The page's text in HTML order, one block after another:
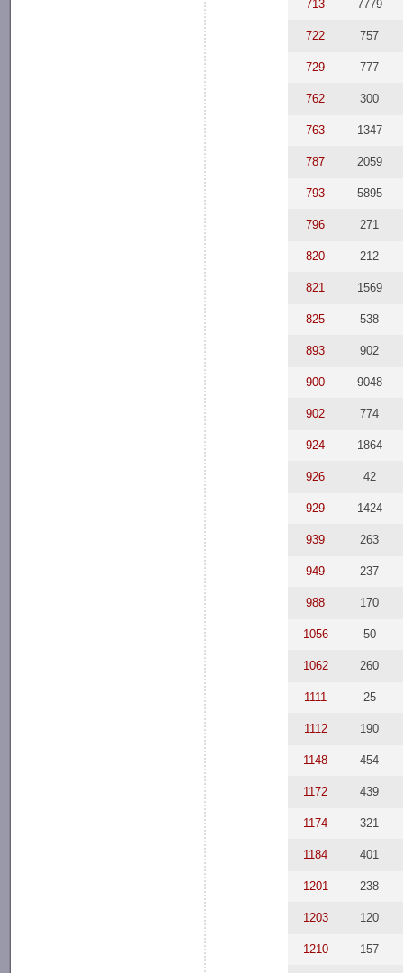
713 7779
722 757
729 777
762 300
763 1347
787 2059
793 5895
796 271
820 212
821 1569
825 538
893 902
900 9048
902 774
924 1864
926 42
929 1424
939 263
949 237
988 170
1056 50
1062 260
1111 25
1112 190
1148 454
1172 439
1174 321
1184 401
1201 238
1203 120
1210 157